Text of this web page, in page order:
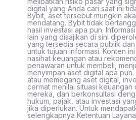
digital yang Anda cari saat ini
Bybit, aset tersebut mungkin
mendatang. Bybit tidak
hasil investasi apa pun.
lain yang disajikan di sini
yang tersedia secara publik
untuk tujuan informasi. Konten
nasihat keuangan atau
penawaran untuk membeli,
menyimpan aset digital apa
atau memegang aset digital,
cermat menilai situasi keuangan
mereka, dan berkonsultasi
hukum, pajak, atau investasi
jika diperlukan. Untuk
selengkapnya Ketentuan